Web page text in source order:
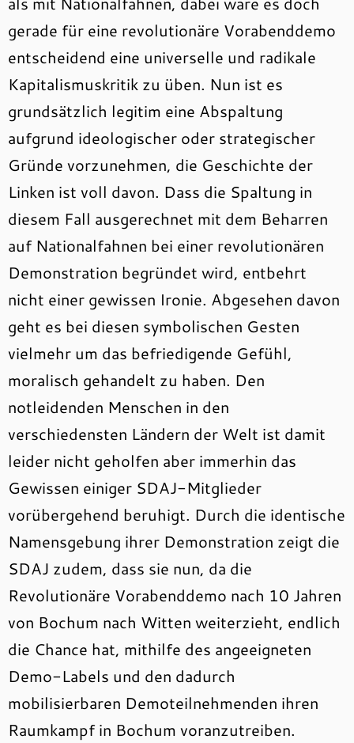
gerade für eine revolutionäre Vorabenddemo
entscheidend eine universelle und radikale
Kapitalismuskritik zu üben. Nun ist es
grundsätzlich legitim eine Abspaltung
aufgrund ideologischer oder strategischer
Gründe vorzunehmen, die Geschichte der
Linken ist voll davon. Dass die Spaltung in
diesem Fall ausgerechnet mit dem Beharren
auf Nationalfahnen bei einer revolutionären
Demonstration begründet wird, entbehrt
nicht einer gewissen Ironie. Abgesehen davon
geht es bei diesen symbolischen Gesten
vielmehr um das befriedigende Gefühl,
moralisch gehandelt zu haben. Den
notleidenden Menschen in den
verschiedensten Ländern der Welt ist damit
leider nicht geholfen aber immerhin das
Gewissen einiger SDAJ-Mitglieder
vorübergehend beruhigt. Durch die identische
Namensgebung ihrer Demonstration zeigt die
SDAJ zudem, dass sie nun, da die
Revolutionäre Vorabenddemo nach 10 Jahren
von Bochum nach Witten weiterzieht, endlich
die Chance hat, mithilfe des angeeigneten
Demo-Labels und den dadurch
mobilisierbaren Demoteilnehmenden ihren
Raumkampf in Bochum voranzutreiben.